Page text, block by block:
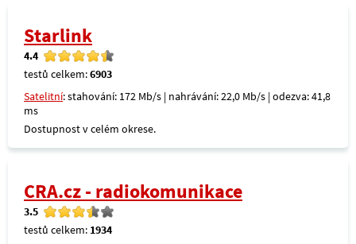
Starlink
4.4
testů celkem:6903
Satelitní: stahování: 172 Mb/s | nahrávání: 22,0 Mb/s | odezva: 41,8
ms
Dostupnost v celém okrese.
CRA.cz - radiokomunikace
3.5
testů celkem: 1934